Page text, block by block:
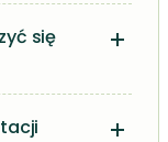
się